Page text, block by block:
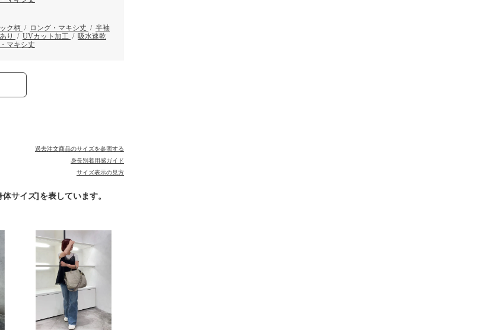
ク柄 / ロング・マキシ丈 / 半袖
り / UVカット加工 / 吸水速乾
マキシ丈
過去注文商品のサイズを参照する
身長別着用感ガイド
サイズ表示の見方
サイズ]を表しています。